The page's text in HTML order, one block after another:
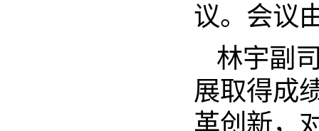
议。会议
林宇副
展取得成
革创新，